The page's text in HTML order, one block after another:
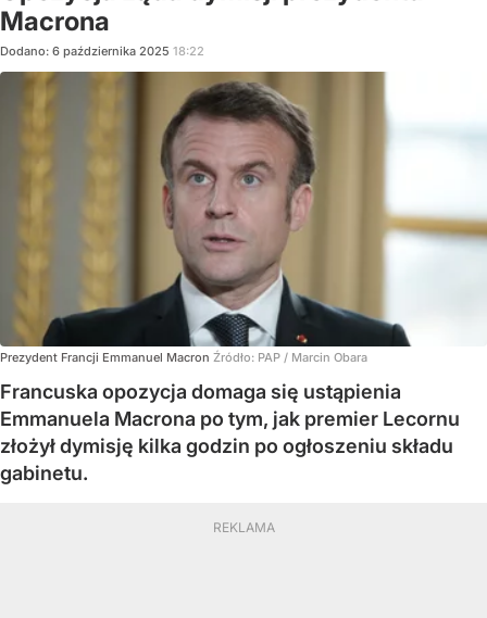
Macrona
Dodano: 6 października 2025 18:22
Prezydent Francji Emmanuel Macron Źródło: PAP / Marcin Obara
Francuska opozycja domaga się ustąpienia
Emmanuela Macrona po tym, jak premier Lecornu
złożył dymisję kilka godzin po ogłoszeniu składu
gabinetu.